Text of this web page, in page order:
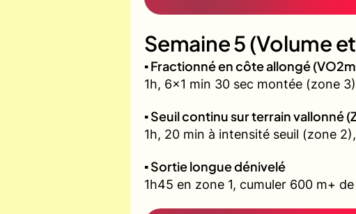
Semaine 5 (Volume
▪️ Fractionné en côte allongé
1h, 6x1 min 30 sec montée (zone
▪️ Seuil continu sur terrain vallonné
1h, 20 min à intensité seuil (zone
▪️ Sortie longue dénivelé
1h45 en zone 1, cumuler 600 m+